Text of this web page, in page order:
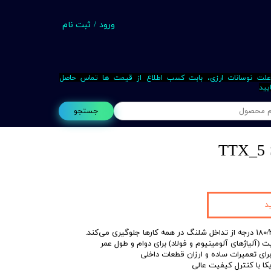
جستجو
ورود / ثبت نام
خروج از حساب کاربری
نوسانات ارزی، بابت کسب اطلاع از قیمت ها تماس حاصل
TTX_5
(آلیاژهای آلومینیوم و فولاد) برای دوام و طول عمر
تعمیرات ساده و ارزان قطعات داخلی
با کنترل کیفیت عالی